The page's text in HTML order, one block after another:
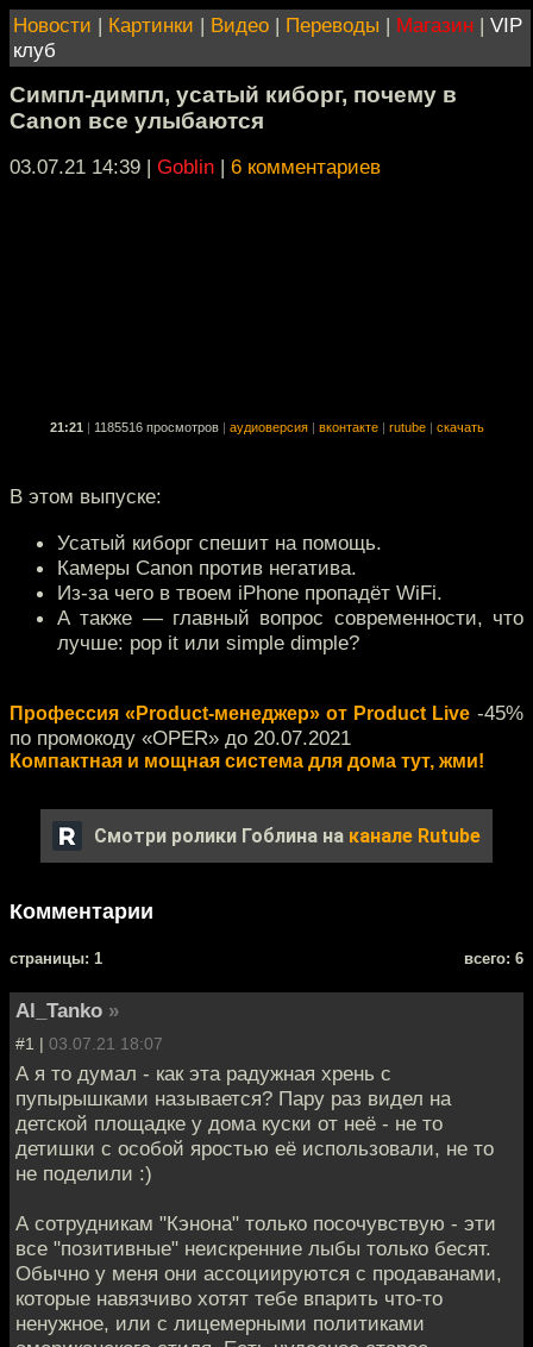
Новости | Картинки | Видео | Переводы | Магазин | VIP
клуб
Симпл-димпл, усатый киборг, почему в
Canon все улыбаются
03.07.21 14:39 | Goblin | 6 комментариев
21:21 1185516 просмотров аудиоверсия вконтакте rutube скачать
В этом выпуске:
Усатый киборг спешит на помощь.
Камеры Canon против негатива.
Из-за чего в твоем iPhone пропадёт WiFi.
А также — главный вопрос современности, что
лучше: pop it или simple dimple?
Профессия «Product-менеджер» от Product Live -45%
по промокоду «OPER» до 20.07.2021
Компактная и мощная система для дома тут, жми!
Смотри ролики Гоблина на канале Rutube
Комментарии
cтраницы: 1 всего: 6
Al_Tanko »
#1 | 03.07.21 18:07
А я то думал - как эта радужная хрень с
пупырышками называется? Пару раз видел на
детской площадке у дома куски от неё - не то
детишки с особой яростью её использовали, не то
не поделили :)
А сотрудникам "Кэнона" только посочувствую - эти
все "позитивные" неискренние лыбы только бесят.
Обычно у меня они ассоциируются с продаванами,
которые навязчиво хотят тебе впарить что-то
ненужное, или с лицемерными политиками